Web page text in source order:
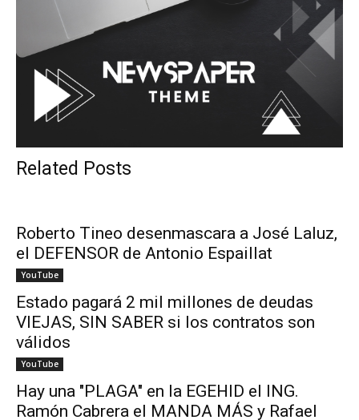
Related Posts
Roberto Tineo desenmascara a José Laluz,
el DEFENSOR de Antonio Espaillat
YouTube
Estado pagará 2 mil millones de deudas
VIEJAS, SIN SABER si los contratos son
válidos
YouTube
Hay una "PLAGA" en la EGEHID el ING.
Ramón Cabrera el MANDA MÁS y Rafael